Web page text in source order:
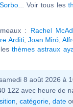
... Voir tous les
: Rachel
Arditi, Joan Miró,
lesthèmes astraux
8 août 2026 à
122 avec heure de
catégorie date